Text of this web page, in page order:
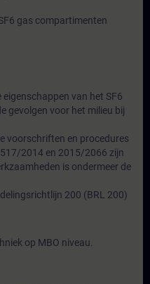
gas compartimenten
van het SF6
gevolgen voor het milieu bij
voorschriften en procedures
517/2014 en 2015/2066 zijn
is ondermeer de
200 (BRL 200)
op MBO niveau.